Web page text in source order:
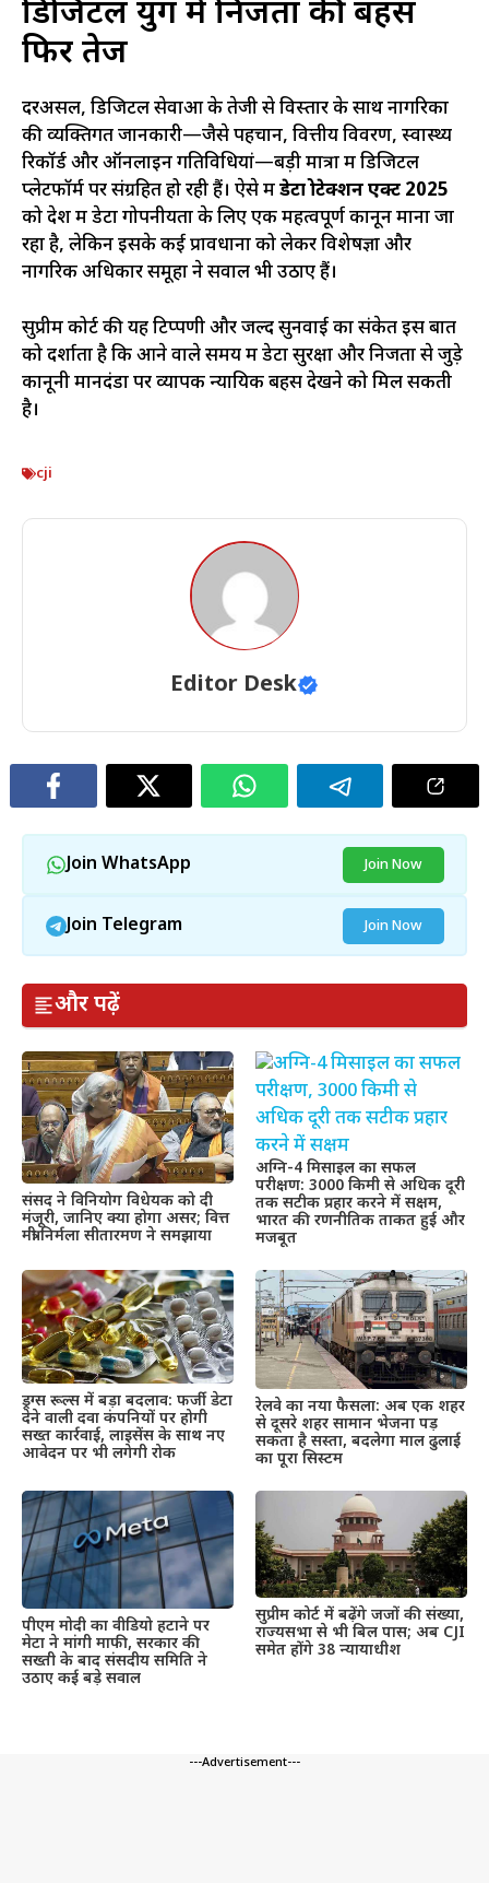
डिजिटल युग में निजता की बहस
फिर तेज
दरअसल, डिजिटल सेवाओं के तेजी से विस्तार के साथ नागरिकों
की व्यक्तिगत जानकारी—जैसे पहचान, वित्तीय विवरण, स्वास्थ्य
रिकॉर्ड और ऑनलाइन गतिविधियां—बड़ी मात्रा में डिजिटल
प्लेटफॉर्म पर संग्रहित हो रही हैं। ऐसे मेंडेटा प्रोटेक्शन एक्ट 2025
को देश में डेटा गोपनीयता के लिए एक महत्वपूर्ण कानून माना जा
रहा है, लेकिन इसके कई प्रावधानों को लेकर विशेषज्ञों और
नागरिक अधिकार समूहों ने सवाल भी उठाए हैं।
सुप्रीम कोर्ट की यह टिप्पणी और जल्द सुनवाई का संकेत इस बात
को दर्शाता है कि आने वाले समय में डेटा सुरक्षा और निजता से जुड़े
कानूनी मानदंडों पर व्यापक न्यायिक बहस देखने को मिल सकती
है।
cji
Editor Desk
Join WhatsApp Join Now
Join Telegram Join Now
और पढ़ें
संसद ने विनियोग विधेयक को दी
मंजूरी, जानिए क्या होगा असर; वित्त
मंत्री निर्मला सीतारमण ने समझाया
अग्नि-4 मिसाइल का सफल
परीक्षण: 3000 किमी से अधिक दूरी
तक सटीक प्रहार करने में सक्षम,
भारत की रणनीतिक ताकत हुई और
मजबूत
ड्रग्स रूल्स में बड़ा बदलाव: फर्जी डेटा
देने वाली दवा कंपनियों पर होगी
सख्त कार्रवाई, लाइसेंस के साथ नए
आवेदन पर भी लगेगी रोक
रेलवे का नया फैसला: अब एक शहर
से दूसरे शहर सामान भेजना पड़
सकता है सस्ता, बदलेगा माल ढुलाई
का पूरा सिस्टम
पीएम मोदी का वीडियो हटाने पर
मेटा ने मांगी माफी, सरकार की
सख्ती के बाद संसदीय समिति ने
उठाए कई बड़े सवाल
सुप्रीम कोर्ट में बढ़ेंगे जजों की संख्या,
राज्यसभा से भी बिल पास; अब CJI
समेत होंगे 38 न्यायाधीश
---Advertisement---